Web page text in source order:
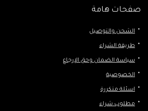
صفحات هامة
الشحن والتوصيل
طريقة الشراء
سياسة الضمان وحق الإرجاع
الخصوصية
اسئلة متكررة
مطلوب شراء